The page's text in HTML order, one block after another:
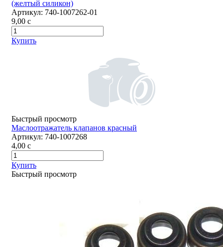
(желтый силикон)
Артикул: 740-1007262-01
9,00 c
Купить
Быстрый просмотр
Маслоотражатель клапанов красный
Артикул: 740-1007268
4,00 c
Купить
Быстрый просмотр